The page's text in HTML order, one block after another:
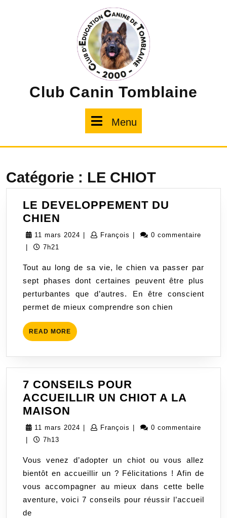
Club Canin Tomblaine
Menu
Catégorie : LE CHIOT
LE DEVELOPPEMENT DU
CHIEN
DEVELOPPEMENT
11 mars 2024 11
François François0 commentaire
7h21
Tout au long de sa vie, le chien va passer par
sept phases dont certaines peuvent être plus
perturbantes que d’autres. En être conscient
permet de mieux comprendre son chien
READ MORE READ
MORE
7 CONSEILS POUR
ACCUEILLIR UN CHIOT A LA
MAISON
CONSEILS
UN
CHIOT
A
LA
11 mars 2024 11
François François0 commentaire
7h13
Vous venez d’adopter un chiot ou vous allez
bientôt en accueillir un ? Félicitations ! Afin de
vous accompagner au mieux dans cette belle
aventure, voici 7 conseils pour réussir l’accueil
de